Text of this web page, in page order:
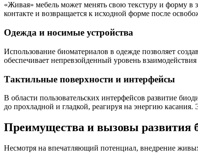
«Живая» мебель может менять свою текстуру и форму в
контакте и возвращается к исходной форме после
Одежда и носимые устройства
Использование биоматериалов в одежде позволяет
обеспечивает непревзойденный уровень
Тактильные поверхности и интерфейсы
В области пользовательских интерфейсов развитие
до прохладной и гладкой, реагируя на энергию
Преимущества и вызовы развития
Несмотря на впечатляющий потенциал, внедрение